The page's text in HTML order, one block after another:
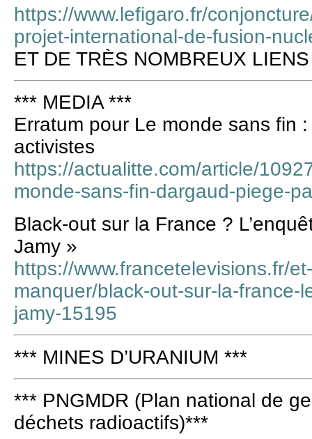
https://www.lefigaro.fr/
projet-international-de-fusion-
ET DE TRÈS NOMBREUX LIENS
*** MEDIA ***
Erratum pour Le monde sans fin
activistes
https://actualitte.com/article/
monde-sans-fin-dargaud-piege-
Black-out sur la France ?
Jamy »
https://www.francetelevisions.fr/
manquer/black-out-sur-la-france-
jamy-15195
*** MINES D’URANIUM ***
*** PNGMDR (Plan national de
déchets radioactifs)***